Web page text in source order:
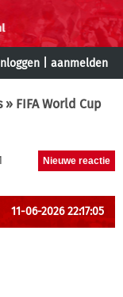
aanmelden
» FIFA World Cup
11-06-2026 22:17:05